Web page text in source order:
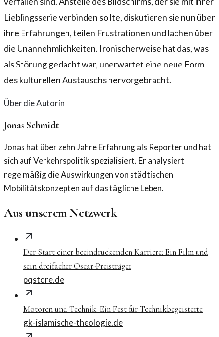
Lieblingsserie verbinden sollte, diskutieren sie nun über
ihre Erfahrungen, teilen Frustrationen und lachen über
die Unannehmlichkeiten. Ironischerweise hat das, was
als Störung gedacht war, unerwartet eine neue Form
des kulturellen Austauschs hervorgebracht.
Über die Autorin
Jonas Schmidt
Jonas hat über zehn Jahre Erfahrung als Reporter und hat
sich auf Verkehrspolitik spezialisiert. Er analysiert
regelmäßig die Auswirkungen von städtischen
Mobilitätskonzepten auf das tägliche Leben.
Aus unserem Netzwerk
Der Start einer beeindruckenden Karriere: Ein Film und
sein dreifacher Oscar-Preisträger
pqstore.de
Motoren und Technik: Ein Fest für Technikbegeisterte
gk-islamische-theologie.de